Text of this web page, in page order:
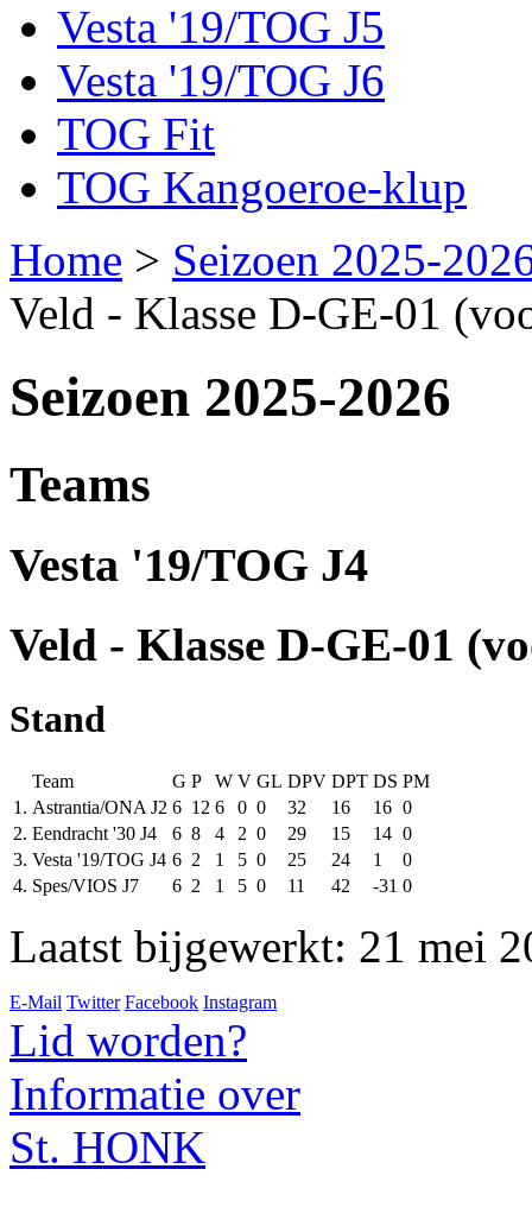
Vesta '19/TOG J5
Vesta '19/TOG J6
TOG Fit
TOG Kangoeroe-klup
Home > Seizoen 2025-
Veld - Klasse D-GE-01
Seizoen 2025-2026
Teams
Vesta '19/TOG J4
Veld - Klasse D-GE-01
Stand
Team G P W V GL DPV DPT DS PM
1. Astrantia/ONA J2 6 12 6 0 0 32 16 16 0
2. Eendracht '30 J4 6 8 4 2 0 29 15 14 0
3. Vesta '19/TOG J4 6 2 1 5 0 25 24 1
0
4. Spes/VIOS J7 6 2 1 5 0 11 42 -31 0
Laatst bijgewerkt: 21 mei
E-Mail Twitter Facebook Instagram
Lid worden?
Informatie over
St. HONK